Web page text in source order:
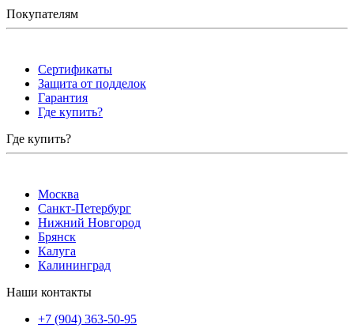
Покупателям
Сертификаты
Защита от подделок
Гарантия
Где купить?
Где купить?
Москва
Санкт-Петербург
Нижний Новгород
Брянск
Калуга
Калининград
Наши контакты
+7 (904) 363-50-95